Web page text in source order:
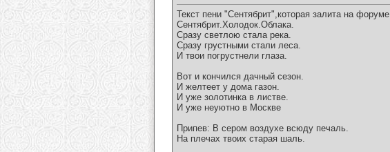
Текст пени "Сентябрит",которая залита на форуме
Сентябрит.Холодок.Облака.
Сразу светлою стала река.
Сразу грустными стали леса.
И твои погрустнели глаза.
Вот и кончился дачный сезон.
И желтеет у дома газон.
И уже золотинка в листве.
И уже неуютно в Москве
Припев: В сером воздухе всюду печаль.
На плечах твоих старая шаль.